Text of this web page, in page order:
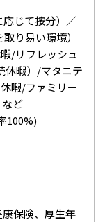
応じて按分）／
り易い環境）
/リフレッシュ
休暇）/マタニテ
暇/ファミリー
ど
100%)
保険、厚生年